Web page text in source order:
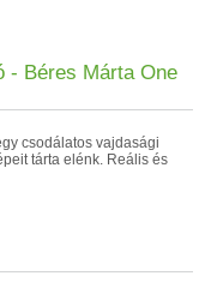
- Béres Márta One
csodálatos vajdasági
tárta elénk. Reális és